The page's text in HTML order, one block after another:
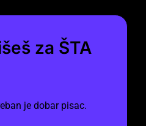
za ŠTA
je dobar pisac.